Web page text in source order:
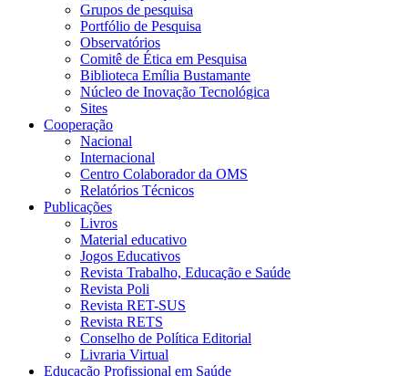
Grupos de pesquisa
Portfólio de Pesquisa
Observatórios
Comitê de Ética em Pesquisa
Biblioteca Emília Bustamante
Núcleo de Inovação Tecnológica
Sites
Cooperação
Nacional
Internacional
Centro Colaborador da OMS
Relatórios Técnicos
Publicações
Livros
Material educativo
Jogos Educativos
Revista Trabalho, Educação e Saúde
Revista Poli
Revista RET-SUS
Revista RETS
Conselho de Política Editorial
Livraria Virtual
Educação Profissional em Saúde